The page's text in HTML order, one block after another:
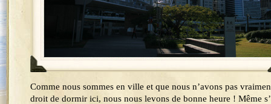
Comme nous sommes en ville et que nous n’avons pas
droit de dormir ici, nous nous levons de bonne heure ! Même